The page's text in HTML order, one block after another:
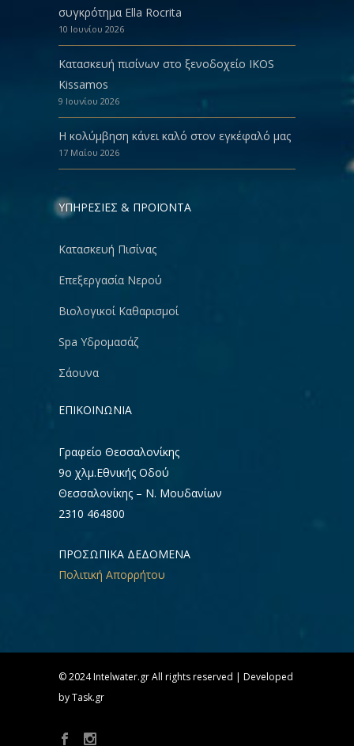
συγκρότημα Ella Rocrita
10 Ιουνίου 2026
Κατασκευή πισίνων στο ξενοδοχείο IKOS
Kissamos
9 Ιουνίου 2026
Η κολύμβηση κάνει καλό στον εγκέφαλό μας
17 Μαΐου 2026
ΥΠΗΡΕΣΙΕΣ & ΠΡΟΪΟΝΤΑ
Κατασκευή Πισίνας
Επεξεργασία Νερού
Βιολογικοί Καθαρισμοί
Spa Υδρομασάζ
Σάουνα
ΕΠΙΚΟΙΝΩΝΊΑ
Γραφείο Θεσσαλονίκης
9ο χλμ.Εθνικής Οδού
Θεσσαλονίκης – Ν. Μουδανίων
2310 464800
ΠΡΟΣΩΠΙΚΑ ΔΕΔΟΜΕΝΑ
Πολιτική Απορρήτου
© 2024 Intelwater.gr All rights reserved | Developed
by Task.gr